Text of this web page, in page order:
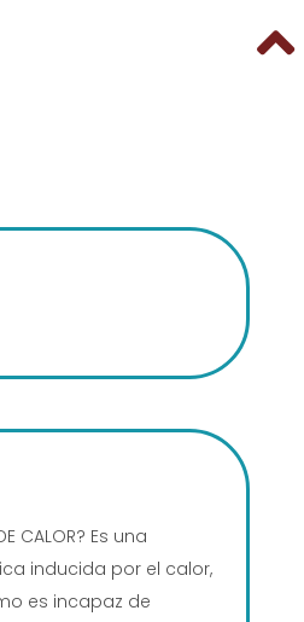
CALOR? ​Es una
inducida por el calor,
es incapaz de
